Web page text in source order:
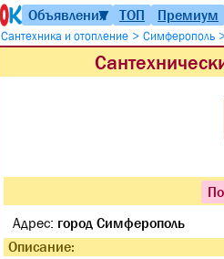
Объявления
▼ ТОП Премиум
Сантехника и отопление > Симферополь
Адрес: город Симферополь
Описание: